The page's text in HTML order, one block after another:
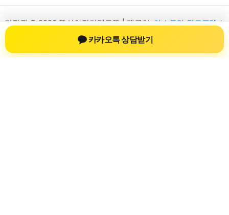
저작권 © 2026 💚신차장기렌트💚 | 제공처:
아스트라 워드프레스
테마
카카오톡 상담받기